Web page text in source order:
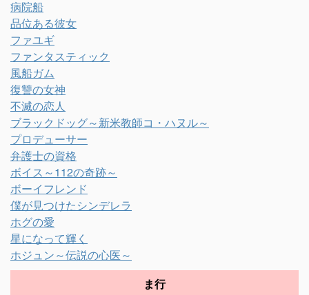
病院船
品位ある彼女
ファユギ
ファンタスティック
風船ガム
復讐の女神
不滅の恋人
ブラックドッグ～新米教師コ・ハヌル～
プロデューサー
弁護士の資格
ボイス～112の奇跡～
ボーイフレンド
僕が見つけたシンデレラ
ホグの愛
星になって輝く
ホジュン～伝説の心医～
ま行